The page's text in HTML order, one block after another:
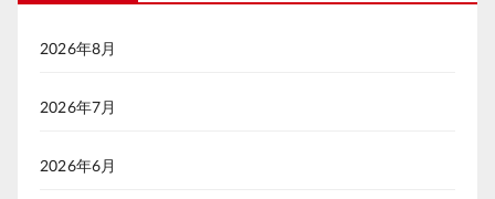
2026年8月
2026年7月
2026年6月